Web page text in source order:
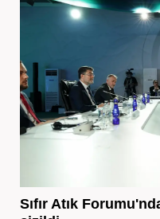
Sıfır Atık